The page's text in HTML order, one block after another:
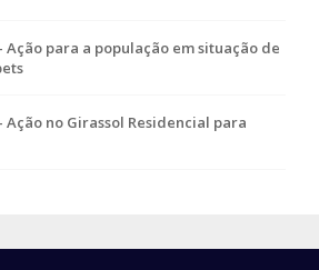
Ação para a população em situação de
Ação no Girassol Residencial para